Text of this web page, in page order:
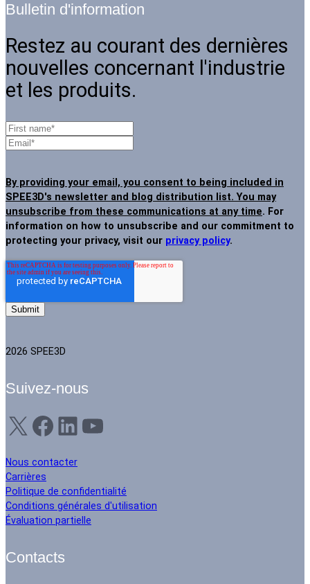
Bulletin d'information
Restez au courant des dernières
nouvelles concernant l'industrie
et les produits.
By providing your email, you consent to being included in
SPEE3D's newsletter and blog distribution list. You may
unsubscribe from these communications at any time. For
information on how to unsubscribe and our commitment to
protecting your privacy, visit our privacy policy.
2026 SPEE3D
Suivez-nous
X Facebook LinkedIn YouTube
Nous contacter
Carrières
Politique de confidentialité
Conditions générales d'utilisation
Évaluation partielle
Contacts